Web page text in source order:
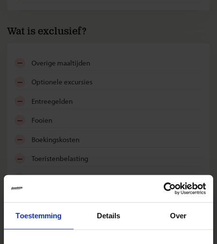
Toestemming Details Over
Wat is exclusief?
overige maaltijden
optionele excursies
entreegelden
fooien
boekingskosten
toeristenbelasting
bijdrage Calamiteitenfonds
reis- en annuleringsverzekering